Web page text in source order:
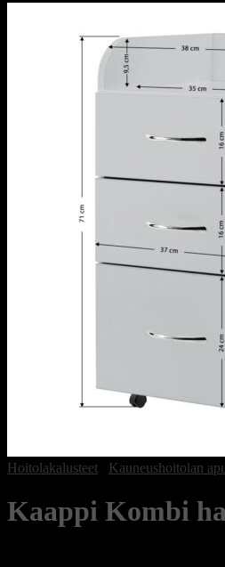
Hoitolakalusteet Kauneushoitolan
Kaappi Kombi